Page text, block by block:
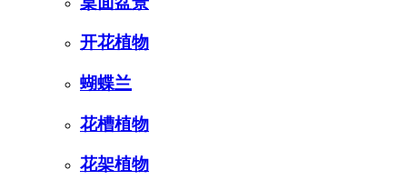
开花植物
蝴蝶兰
花槽植物
花架植物